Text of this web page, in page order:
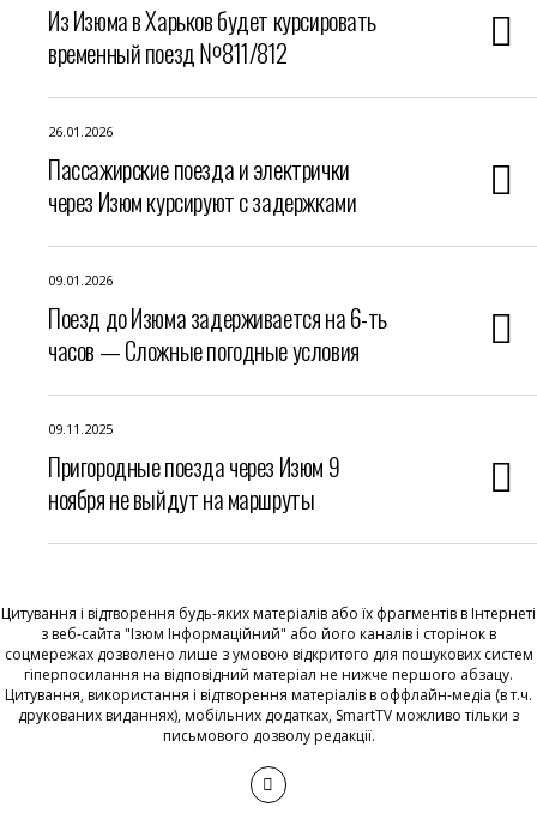
Из Изюма в Харьков будет курсировать
временный поезд №811/812
26.01.2026
Пассажирские поезда и электрички
через Изюм курсируют с задержками
09.01.2026
Поезд до Изюма задерживается на 6-ть
часов — Сложные погодные условия
09.11.2025
Пригородные поезда через Изюм 9
ноября не выйдут на маршруты
Цитування і відтворення будь-яких матеріалів або їх фрагментів в Інтернеті
з веб-сайта "Ізюм Інформаційний" або його каналів і сторінок в
соцмережах дозволено лише з умовою відкритого для пошукових систем
гіперпосилання на відповідний матеріал не нижче першого абзацу.
Цитування, використання і відтворення матеріалів в оффлайн-медіа (в т.ч.
друкованих виданнях), мобільних додатках, SmartTV можливо тільки з
письмового дозволу редакції.